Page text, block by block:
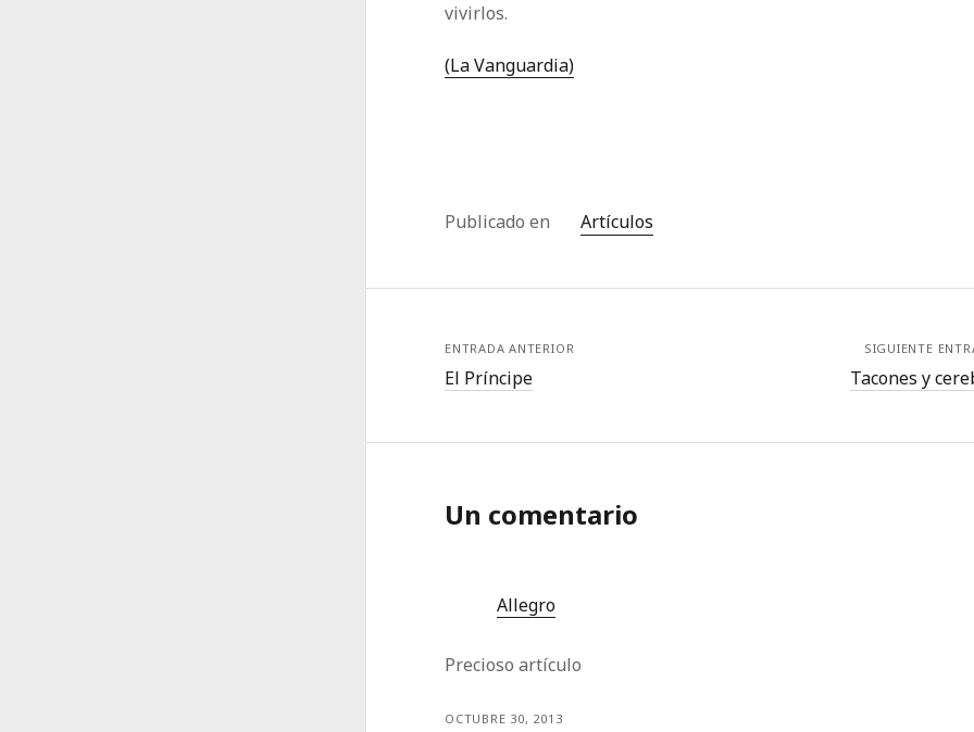
vivirlos.
(La Vanguardia)
Publicado en Artículos
ENTRADA ANTERIOR
El Príncipe
SIGUIENTE
Tacones y
Un comentario
Allegro
Precioso artículo
OCTUBRE 30, 2013